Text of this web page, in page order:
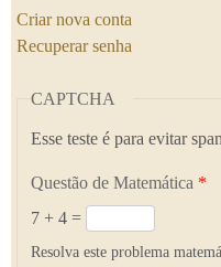
Criar nova conta
Recuperar senha
CAPTCHA
Esse teste é para evitar
Questão de Matemática *
7 + 4 =
Resolva este problema